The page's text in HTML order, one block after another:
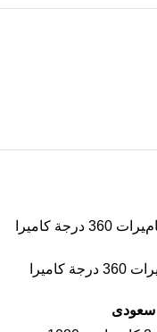
TE-D360 تيكار داش كام 3.16 انش 4 كامﻴﺮات 360 درجة كاميرا